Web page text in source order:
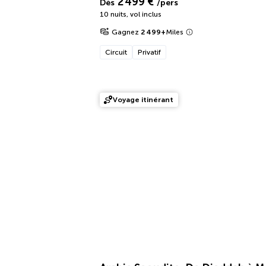
Dès /pers
10 nuits, vol inclus
Gagnez 2 499+Miles
Circuit Privatif
Voyage itinérant